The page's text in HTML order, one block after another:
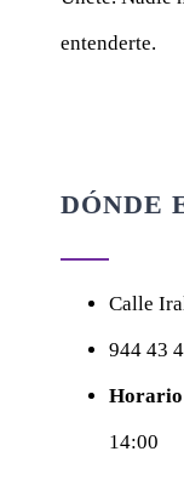
entenderte.
DÓNDE
Calle
944 43
Horario
14:00